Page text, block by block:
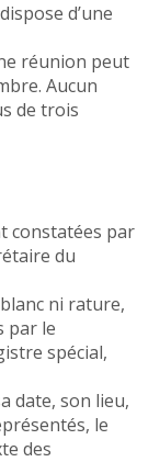
d’une
réunion peut
Aucun
de trois
constatées par
du
ni rature,
par le
spécial,
date, son lieu,
le
des